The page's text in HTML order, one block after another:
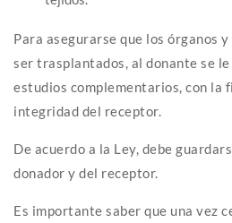
Para asegurarse que los órganos
ser trasplantados, al donante se
estudios complementarios, con la
integridad del receptor.
De acuerdo a la Ley, debe
donador y del receptor.
Es importante saber que una vez